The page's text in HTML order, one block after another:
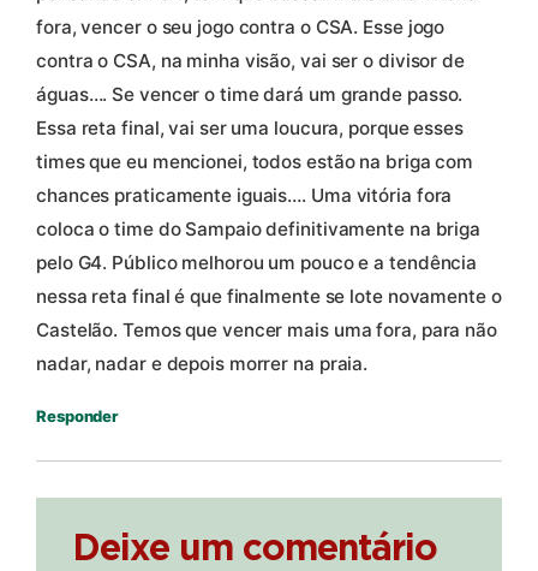
fora, vencer o seu jogo contra o CSA. Esse jogo
contra o CSA, na minha visão, vai ser o divisor de
águas…. Se vencer o time dará um grande passo.
Essa reta final, vai ser uma loucura, porque esses
times que eu mencionei, todos estão na briga com
chances praticamente iguais…. Uma vitória fora
coloca o time do Sampaio definitivamente na briga
pelo G4. Público melhorou um pouco e a tendência
nessa reta final é que finalmente se lote novamente o
Castelão. Temos que vencer mais uma fora, para não
nadar, nadar e depois morrer na praia.
Responder
Deixe um comentário